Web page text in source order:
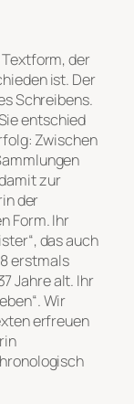
der
ist. Der
Schreibens.
entschied
Zwischen
zur
der
Form. Ihr
das auch
erstmals
Jahre alt. Ihr
Wir
erfreuen